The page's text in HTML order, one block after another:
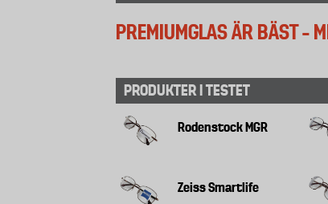
PREMIUMGLAS ÄR BÄST –
PRODUKTER I TESTET
Rodenstock MGR
Zeiss Smartlife